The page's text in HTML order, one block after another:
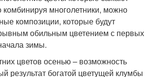
многолетники, можно
композиции, которые будут
обильным цветением с первых
зимы.
цветов осенью – возможность
результат богатой цветущей клумбы